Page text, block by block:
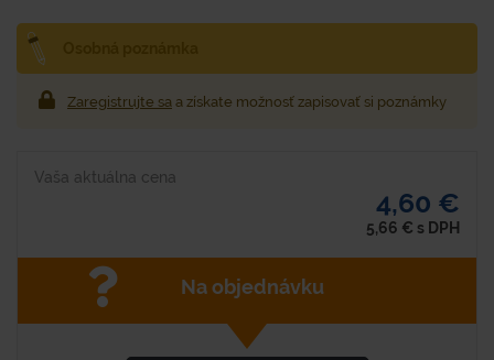
Zaregistrujte sa a získate možnosť zapisovať si poznámky
Vaša aktuálna cena
4,60 €
5,66 € s DPH
Na objednávku